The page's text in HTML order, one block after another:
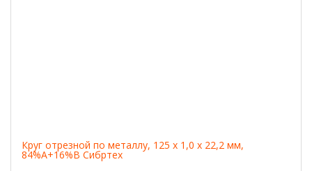
Круг отрезной по металлу, 125 х 1,0 х 22,2 мм,
84%A+16%B Сибртех